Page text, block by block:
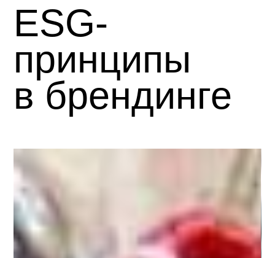
ESG-
принципы
в брендинге